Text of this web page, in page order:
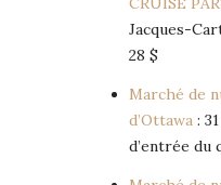
Jacques-
28 $
Marché de
d’Ottawa :
d’entrée du